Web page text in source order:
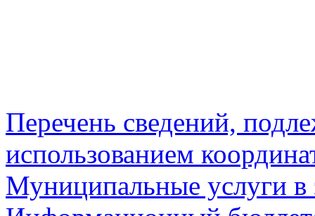
Перечень сведений,
использованием
Муниципальные услуги в